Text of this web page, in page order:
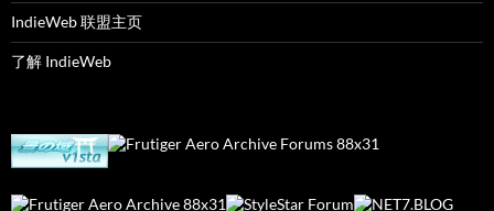
IndieWeb 联盟主页
了解 IndieWeb